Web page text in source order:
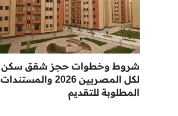
شروط وخطوات حجز شقق سكن
لكل المصريين 2026 والمستندات
المطلوبة للتقديم